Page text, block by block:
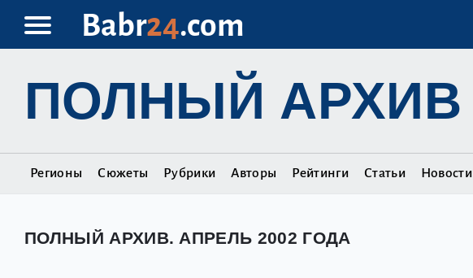
Babr24.com
ПОЛНЫЙ АРХИВ
Регионы Сюжеты Рубрики Авторы Рейтинги Статьи Новости
ПОЛНЫЙ АРХИВ. АПРЕЛЬ 2002 ГОДА